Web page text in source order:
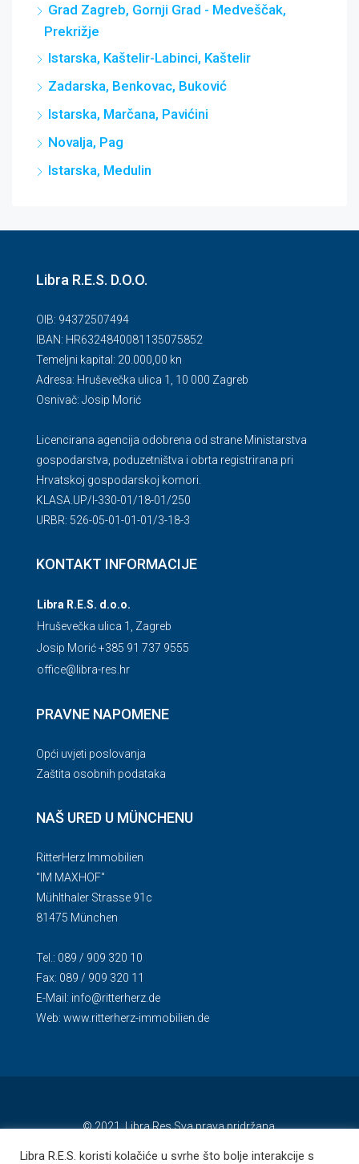
Grad Zagreb, Gornji Grad - Medveščak,
Prekrižje
Istarska, Kaštelir-Labinci, Kaštelir
Zadarska, Benkovac, Buković
Istarska, Marčana, Pavićini
Novalja, Pag
Istarska, Medulin
Libra R.E.S. D.O.O.
OIB: 94372507494
IBAN: HR6324840081135075852
Temeljni kapital: 20.000,00 kn
Adresa: Hruševečka ulica 1, 10 000 Zagreb
Osnivač: Josip Morić
Licencirana agencija odobrena od strane Ministarstva
gospodarstva, poduzetništva i obrta registrirana pri
Hrvatskoj gospodarskoj komori.
KLASA.UP/l-330-01/18-01/250
URBR: 526-05-01-01-01/3-18-3
KONTAKT INFORMACIJE
Libra R.E.S. d.o.o.
Hruševečka ulica 1, Zagreb
Josip Morić +385 91 737 9555
office@libra-res.hr
PRAVNE NAPOMENE
Opći uvjeti poslovanja
Zaštita osobnih podataka
NAŠ URED U MÜNCHENU
RitterHerz Immobilien
"IM MAXHOF"
Mühlthaler Strasse 91c
81475 München
Tel.: 089 / 909 320 10
Fax: 089 / 909 320 11
E-Mail: info@ritterherz.de
Web: www.ritterherz-immobilien.de
© 2021. Libra Res Sva prava pridržana.
Libra R.E.S. koristi kolačiće u svrhe što bolje interakcije s